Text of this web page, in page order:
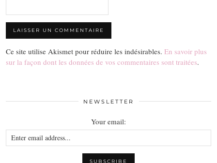
Ce site utilise Akismet pour réduire les indésirables. En savoir plus
sur la façon dont les données de vos commentaires sont traitées.
NEWSLETTER
Your email: